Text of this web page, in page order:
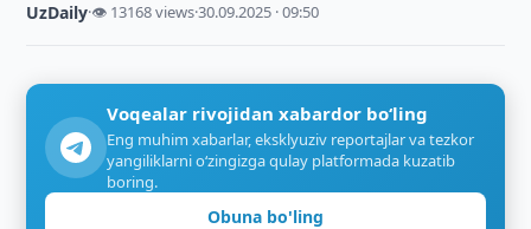
UzDaily·👁 13168 views·30.09.2025 · 09:50
Voqealar rivojidan xabardor bo‘ling
Eng muhim xabarlar, eksklyuziv reportajlar va tezkor
yangiliklarni o‘zingizga qulay platformada kuzatib
boring.
Obuna bo'ling